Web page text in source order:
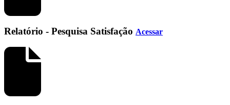
Relatório - Pesquisa Satisfação Acessar